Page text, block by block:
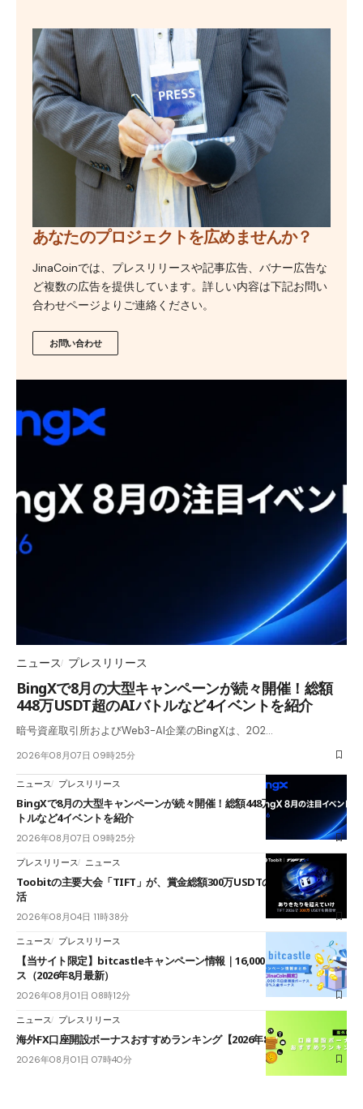
あなたのプロジェクトを広めませんか？
JinaCoinでは、プレスリリースや記事広告、バナー広告な
ど複数の広告を提供しています。詳しい内容は下記お問い
合わせページよりご連絡ください。
お問い合わせ
ニュース プレスリリース
BingXで8月の大型キャンペーンが続々開催！総額
448万USDT超のAIバトルなど4イベントを紹介
暗号資産取引所およびWeb3-AI企業のBingXは、202…
2026年08月07日 09時25分
ニュース プレスリリース
BingXで8月の大型キャンペーンが続々開催！総額448万USDT超のAIバ
トルなど4イベントを紹介
2026年08月07日 09時25分
プレスリリース ニュース
Toobitの主要大会「TIFT」が、賞金総額300万USDTのレースとして復
活
2026年08月04日 11時38分
ニュース プレスリリース
【当サイト限定】bitcastleキャンペーン情報｜16,000円口座開設ボーナ
ス（2026年8月最新）
2026年08月01日 08時12分
ニュース プレスリリース
海外FX口座開設ボーナスおすすめランキング【2026年8月最新】
2026年08月01日 07時40分